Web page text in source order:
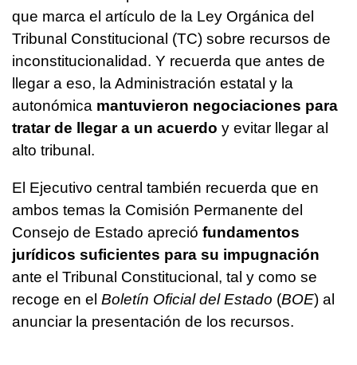
que marca el artículo de la Ley Orgánica del
Tribunal Constitucional (TC) sobre recursos de
inconstitucionalidad. Y recuerda que antes de
llegar a eso, la Administración estatal y la
autonómica mantuvieron negociaciones para
tratar de llegar a un acuerdo y evitar llegar al
alto tribunal.
El Ejecutivo central también recuerda que en
ambos temas la Comisión Permanente del
Consejo de Estado apreció fundamentos
jurídicos suficientes para su impugnación
ante el Tribunal Constitucional, tal y como se
recoge en el Boletín Oficial del Estado (BOE) al
anunciar la presentación de los recursos.